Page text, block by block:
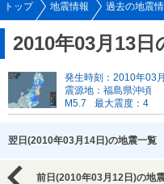
トップ 地震情報 過去の地震
2010年03月13日
発生時刻：2010年03
震源地：福島県沖頃
M5.7
最大震度：4
翌日(2010年03月14日)の地震一覧
前日(2010年03月12日)の地